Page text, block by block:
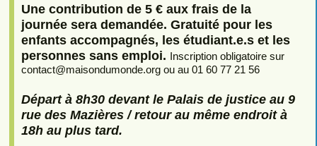
Une contribution de 5 € aux frais de la
journée sera demandée. Gratuité pour les
enfants accompagnés, les étudiant.e.s et les
personnes sans emploi. Inscription obligatoire sur
contact@maisondumonde.org ou au 01 60 77 21 56
Départ à 8h30 devant le Palais de justice au 9
rue des Mazières / retour au même endroit à
18h au plus tard.